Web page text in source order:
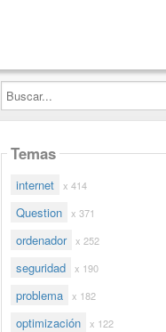
Buscar...
Temas
internet x 414
Question x 371
ordenador x 252
seguridad x 190
problema x 182
optimización x 122